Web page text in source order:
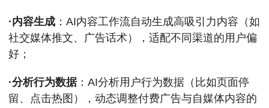
·内容生成：AI内容工作流自动生成高吸引力内容（如
社交媒体推文、广告话术），适配不同渠道的用户偏
好；
·分析行为数据：AI分析用户行为数据（比如页面停
留、点击热图），动态调整付费广告与自媒体内容的